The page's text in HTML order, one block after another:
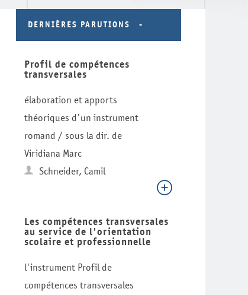
DERNIÈRES PARUTIONS
Profil de compétences
transversales
élaboration et apports
théoriques d'un instrument
romand / sous la dir. de
Viridiana Marc
Schneider, Camil
Les compétences transversales
au service de l'orientation
scolaire et professionnelle
l'instrument Profil de
compétences transversales